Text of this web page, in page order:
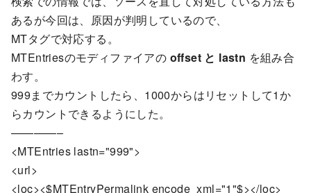
あるが今回は、原因が判明しているので、
MTタグで対応する。
MTEntriesのモディファイアの offset と lastn を組み合
わす。
999までカウントしたら、1000からはリセットして1か
らカウントできるようにした。
————–
<MTEntries lastn="999">
<url>
<loc><$MTEntryPermalink encode_xml="1"$></loc>